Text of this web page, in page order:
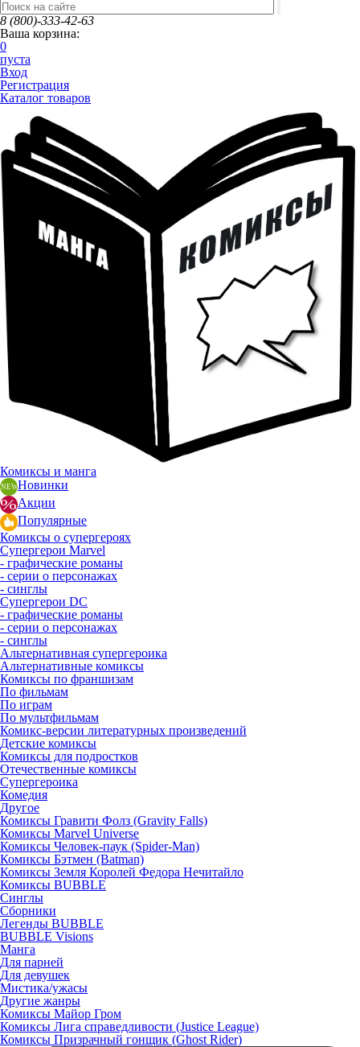
8 (800)-333-42-63
Ваша корзина:
0
пуста
Вход
Регистрация
Каталог товаров
Комиксы и манга
Новинки
Акции
Популярные
Комиксы о супергероях
Супергерои Marvel
- графические романы
- серии о персонажах
- синглы
Супергерои DC
- графические романы
- серии о персонажах
- синглы
Альтернативная супергероика
Альтернативные комиксы
Комиксы по франшизам
По фильмам
По играм
По мультфильмам
Комикс-версии литературных произведений
Детские комиксы
Комиксы для подростков
Отечественные комиксы
Супергероика
Комедия
Другое
Комиксы Гравити Фолз (Gravity Falls)
Комиксы Marvel Universe
Комиксы Человек-паук (Spider-Man)
Комиксы Бэтмен (Batman)
Комиксы Земля Королей Федора Нечитайло
Комиксы BUBBLE
Синглы
Сборники
Легенды BUBBLE
BUBBLE Visions
Манга
Для парней
Для девушек
Мистика/ужасы
Другие жанры
Комиксы Майор Гром
Комиксы Лига справедливости (Justice League)
Комиксы Призрачный гонщик (Ghost Rider)